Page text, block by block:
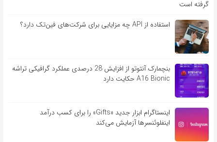
گرفته است
استفاده از API چه مزایایی برای شرکت‌های فین‌تک دارد؟
بنچمارک آنتوتو از افزایش 28 درصدی عملکرد گرافیکی تراشه
A16 Bionic حکایت دارد
اینستاگرام ابزار جدید «Gifts» را برای کسب درآمد
اینفلوئنسرها آزمایش می‌کند